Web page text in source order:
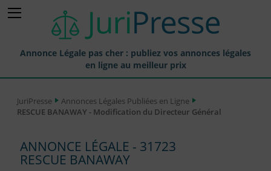
Annonce Légale pas cher : publiez vos annonces légales
en ligne au meilleur prix
Annonces Légales Publiées
Journaux Habilités (JAL) Annonces Légales
JuriPresse
Annonces Légales Publiées en Ligne
RESCUE BANAWAY - Modification du Directeur Général
ANNONCE LÉGALE - 31723
RESCUE BANAWAY